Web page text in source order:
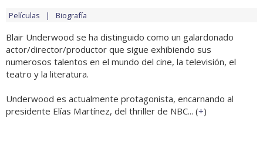
Películas Biografía
Blair Underwood se ha distinguido como un galardonado
actor/director/productor que sigue exhibiendo sus
numerosos talentos en el mundo del cine, la televisión, el
teatro y la literatura.
Underwood es actualmente protagonista, encarnando al
presidente Elías Martínez, del thriller de NBC... (+)